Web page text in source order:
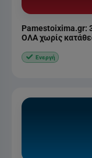
Pamestoixima.gr:
ΟΛΑ χωρίς
Ενεργή